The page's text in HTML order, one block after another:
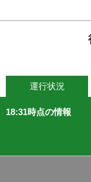
運行状況
18:31時点の情報